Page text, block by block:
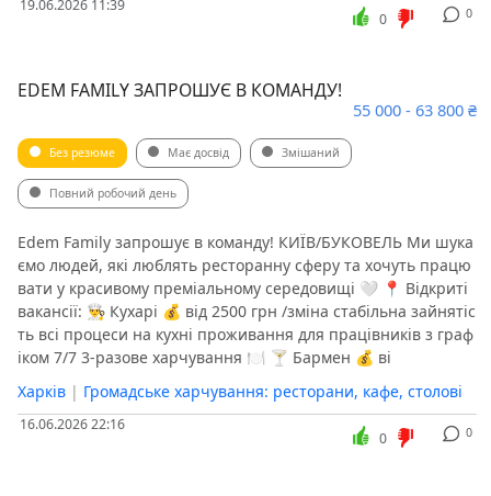
19.06.2026 11:39 0
0
EDEM FAMILY ЗАПРОШУЄ В КОМАНДУ!
55 000 - 63 800 ₴
Без резюме Має досвід Змішаний
Повний робочий день
Edem Family запрошує в команду! КИЇВ/БУКОВЕЛЬ Ми шука
ємо людей, які люблять ресторанну сферу та хочуть працю
вати у красивому преміальному середовищі 🤍 📍 Відкриті
вакансії: 👨‍🍳 Кухарі 💰 від 2500 грн /зміна стабільна зайнятіс
ть всі процеси на кухні проживання для працівників з граф
іком 7/7 3-разове харчування 🍽️ 🍸 Бармен 💰 ві
Харків | Громадське харчування: ресторани, кафе, столові
16.06.2026 22:16 0
0